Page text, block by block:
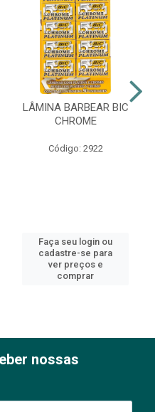
LÂMINA BARBEAR BIC
CHROME
Código: 2922
Faça seu login ou
cadastre-se para
ver preços e
comprar
nossas